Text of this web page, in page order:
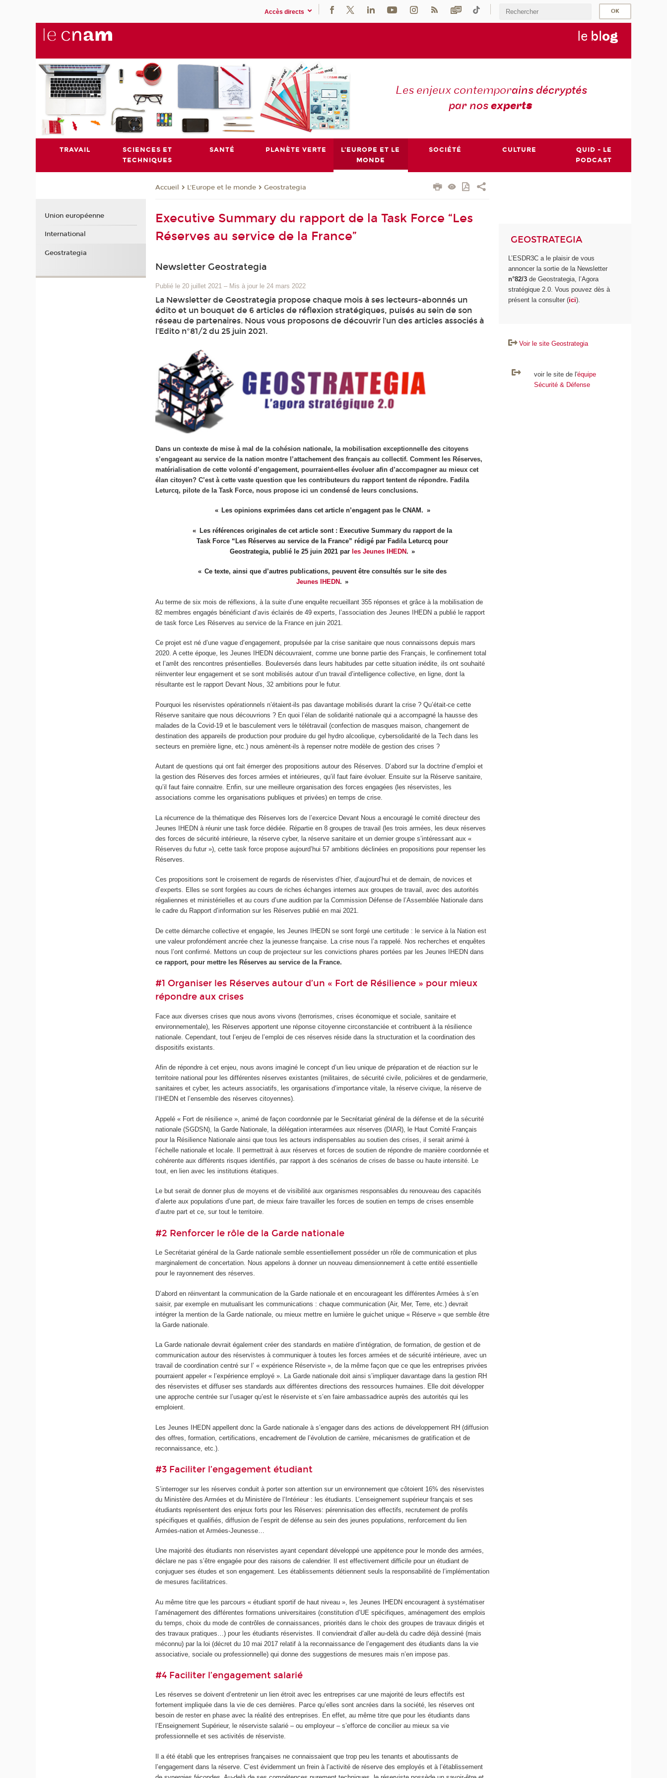
Accès directs
le blog
Les enjeux contemporains décryptés
par nosexperts
TRAVAIL
SCIENCES ET
TECHNIQUES
SANTÉ PLANÈTE VERTE
L'EUROPE ET LE
MONDE
SOCIÉTÉ CULTURE
QUID - LE
PODCAST
Accueil L'Europe et le monde Geostrategia
Executive Summary du rapport de la Task Force “Les
Réserves au service de la France”
Newsletter Geostrategia
Publié le 20 juillet 2021 – Mis à jour le 24 mars 2022
La Newsletter de Geostrategia propose chaque mois à ses lecteurs-abonnés un
édito et un bouquet de 6 articles de réflexion stratégiques, puisés au sein de son
réseau de partenaires. Nous vous proposons de découvrir l’un des articles associés à
l’Edito n°81/2 du 25 juin 2021.
Dans un contexte de mise à mal de la cohésion nationale, la mobilisation exceptionnelle des citoyens
s’engageant au service de la nation montre l’attachement des français au collectif. Comment les Réserves,
matérialisation de cette volonté d’engagement, pourraient-elles évoluer afin d’accompagner au mieux cet
élan citoyen? C’est à cette vaste question que les contributeurs du rapport tentent de répondre. Fadila
Leturcq, pilote de la Task Force, nous propose ici un condensé de leurs conclusions.
Les opinions exprimées dans cet article n’engagent pas le CNAM.
Les références originales de cet article sont : Executive Summary du rapport de la
Task Force “Les Réserves au service de la France” rédigé par Fadila Leturcq pour
Geostrategia, publié le 25 juin 2021 par les Jeunes IHEDN.
Ce texte, ainsi que d’autres publications, peuvent être consultés sur le site des
Jeunes IHEDN.
Au terme de six mois de réflexions, à la suite d’une enquête recueillant 355 réponses et grâce à la mobilisation de
82 membres engagés bénéficiant d’avis éclairés de 49 experts, l’association des Jeunes IHEDN a publié le rapport
de task force Les Réserves au service de la France en juin 2021.
Ce projet est né d’une vague d’engagement, propulsée par la crise sanitaire que nous connaissons depuis mars
2020. A cette époque, les Jeunes IHEDN découvraient, comme une bonne partie des Français, le confinement total
et l’arrêt des rencontres présentielles. Bouleversés dans leurs habitudes par cette situation inédite, ils ont souhaité
réinventer leur engagement et se sont mobilisés autour d’un travail d’intelligence collective, en ligne, dont la
résultante est le rapport Devant Nous, 32 ambitions pour le futur.
Pourquoi les réservistes opérationnels n’étaient-ils pas davantage mobilisés durant la crise ? Qu’était-ce cette
Réserve sanitaire que nous découvrions ? En quoi l’élan de solidarité nationale qui a accompagné la hausse des
malades de la Covid-19 et le basculement vers le télétravail (confection de masques maison, changement de
destination des appareils de production pour produire du gel hydro alcoolique, cybersolidarité de la Tech dans les
secteurs en première ligne, etc.) nous amènent-ils à repenser notre modèle de gestion des crises ?
Autant de questions qui ont fait émerger des propositions autour des Réserves. D’abord sur la doctrine d’emploi et
la gestion des Réserves des forces armées et intérieures, qu’il faut faire évoluer. Ensuite sur la Réserve sanitaire,
qu’il faut faire connaitre. Enfin, sur une meilleure organisation des forces engagées (les réservistes, les
associations comme les organisations publiques et privées) en temps de crise.
La récurrence de la thématique des Réserves lors de l’exercice Devant Nous a encouragé le comité directeur des
Jeunes IHEDN à réunir une task force dédiée. Répartie en 8 groupes de travail (les trois armées, les deux réserves
des forces de sécurité intérieure, la réserve cyber, la réserve sanitaire et un dernier groupe s’intéressant aux «
Réserves du futur »), cette task force propose aujourd’hui 57 ambitions déclinées en propositions pour repenser les
Réserves.
Ces propositions sont le croisement de regards de réservistes d’hier, d’aujourd’hui et de demain, de novices et
d’experts. Elles se sont forgées au cours de riches échanges internes aux groupes de travail, avec des autorités
régaliennes et ministérielles et au cours d’une audition par la Commission Défense de l’Assemblée Nationale dans
le cadre du Rapport d’information sur les Réserves publié en mai 2021.
De cette démarche collective et engagée, les Jeunes IHEDN se sont forgé une certitude : le service à la Nation est
une valeur profondément ancrée chez la jeunesse française. La crise nous l’a rappelé. Nos recherches et enquêtes
nous l’ont confirmé. Mettons un coup de projecteur sur les convictions phares portées par les Jeunes IHEDN dans
ce rapport, pour mettre les Réserves au service de la France.
#1 Organiser les Réserves autour d’un « Fort de Résilience » pour mieux
répondre aux crises
Face aux diverses crises que nous avons vivons (terrorismes, crises économique et sociale, sanitaire et
environnementale), les Réserves apportent une réponse citoyenne circonstanciée et contribuent à la résilience
nationale. Cependant, tout l’enjeu de l’emploi de ces réserves réside dans la structuration et la coordination des
dispositifs existants.
Afin de répondre à cet enjeu, nous avons imaginé le concept d’un lieu unique de préparation et de réaction sur le
territoire national pour les différentes réserves existantes (militaires, de sécurité civile, policières et de gendarmerie,
sanitaires et cyber, les acteurs associatifs, les organisations d’importance vitale, la réserve civique, la réserve de
l’IHEDN et l’ensemble des réserves citoyennes).
Appelé « Fort de résilience », animé de façon coordonnée par le Secrétariat général de la défense et de la sécurité
nationale (SGDSN), la Garde Nationale, la délégation interarmées aux réserves (DIAR), le Haut Comité Français
pour la Résilience Nationale ainsi que tous les acteurs indispensables au soutien des crises, il serait animé à
l’échelle nationale et locale. Il permettrait à aux réserves et forces de soutien de répondre de manière coordonnée et
cohérente aux différents risques identifiés, par rapport à des scénarios de crises de basse ou haute intensité. Le
tout, en lien avec les institutions étatiques.
Le but serait de donner plus de moyens et de visibilité aux organismes responsables du renouveau des capacités
d’alerte aux populations d’une part, de mieux faire travailler les forces de soutien en temps de crises ensemble
d’autre part et ce, sur tout le territoire.
#2 Renforcer le rôle de la Garde nationale
Le Secrétariat général de la Garde nationale semble essentiellement posséder un rôle de communication et plus
marginalement de concertation. Nous appelons à donner un nouveau dimensionnement à cette entité essentielle
pour le rayonnement des réserves.
D’abord en réinventant la communication de la Garde nationale et en encourageant les différentes Armées à s’en
saisir, par exemple en mutualisant les communications : chaque communication (Air, Mer, Terre, etc.) devrait
intégrer la mention de la Garde nationale, ou mieux mettre en lumière le guichet unique « Réserve » que semble être
la Garde nationale.
La Garde nationale devrait également créer des standards en matière d’intégration, de formation, de gestion et de
communication autour des réservistes à communiquer à toutes les forces armées et de sécurité intérieure, avec un
travail de coordination centré sur l’ « expérience Réserviste », de la même façon que ce que les entreprises privées
pourraient appeler « l’expérience employé ». La Garde nationale doit ainsi s’impliquer davantage dans la gestion RH
des réservistes et diffuser ses standards aux différentes directions des ressources humaines. Elle doit développer
une approche centrée sur l’usager qu’est le réserviste et s’en faire ambassadrice auprès des autorités qui les
emploient.
Les Jeunes IHEDN appellent donc la Garde nationale à s’engager dans des actions de développement RH (diffusion
des offres, formation, certifications, encadrement de l’évolution de carrière, mécanismes de gratification et de
reconnaissance, etc.).
#3 Faciliter l’engagement étudiant
S’interroger sur les réserves conduit à porter son attention sur un environnement que côtoient 16% des réservistes
du Ministère des Armées et du Ministère de l’Intérieur : les étudiants. L’enseignement supérieur français et ses
étudiants représentent des enjeux forts pour les Réserves: pérennisation des effectifs, recrutement de profils
spécifiques et qualifiés, diffusion de l’esprit de défense au sein des jeunes populations, renforcement du lien
Armées-nation et Armées-Jeunesse…
Une majorité des étudiants non réservistes ayant cependant développé une appétence pour le monde des armées,
déclare ne pas s’être engagée pour des raisons de calendrier. Il est effectivement difficile pour un étudiant de
conjuguer ses études et son engagement. Les établissements détiennent seuls la responsabilité de l’implémentation
de mesures facilitatrices.
Au même titre que les parcours « étudiant sportif de haut niveau », les Jeunes IHEDN encouragent à systématiser
l’aménagement des différentes formations universitaires (constitution d’UE spécifiques, aménagement des emplois
du temps, choix du mode de contrôles de connaissances, priorités dans le choix des groupes de travaux dirigés et
des travaux pratiques…) pour les étudiants réservistes. Il conviendrait d’aller au-delà du cadre déjà dessiné (mais
méconnu) par la loi (décret du 10 mai 2017 relatif à la reconnaissance de l’engagement des étudiants dans la vie
associative, sociale ou professionnelle) qui donne des suggestions de mesures mais n’en impose pas.
#4 Faciliter l’engagement salarié
Les réserves se doivent d’entretenir un lien étroit avec les entreprises car une majorité de leurs effectifs est
fortement impliquée dans la vie de ces dernières. Parce qu’elles sont ancrées dans la société, les réserves ont
besoin de rester en phase avec la réalité des entreprises. En effet, au même titre que pour les étudiants dans
l’Enseignement Supérieur, le réserviste salarié – ou employeur – s’efforce de concilier au mieux sa vie
professionnelle et ses activités de réserviste.
Il a été établi que les entreprises françaises ne connaissaient que trop peu les tenants et aboutissants de
l’engagement dans la réserve. C’est évidemment un frein à l’activité de réserve des employés et à l’établissement
GEOSTRATEGIA
L’ESDR3C a le plaisir de vous
annoncer la sortie de la Newsletter
n°82/3 de Geostrategia, l’Agora
stratégique 2.0. Vous pouvez dès à
présent la consulter (ici).
Voir le site Geostrategia
voir le site de l'équipe
Sécurité & Défense
Union européenne
International
Geostrategia